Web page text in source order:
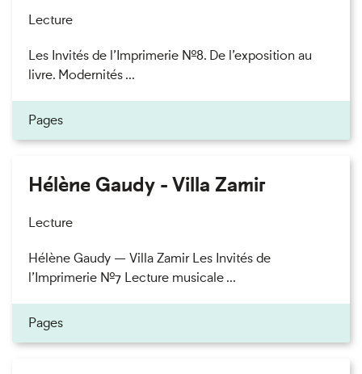
Lecture
Les Invités de l’Imprimerie n°8. De l’exposition au
livre. Modernités ...
Pages
Hélène Gaudy - Villa Zamir
Lecture
Hélène Gaudy — Villa Zamir Les Invités de
l’Imprimerie n°7 Lecture musicale ...
Pages